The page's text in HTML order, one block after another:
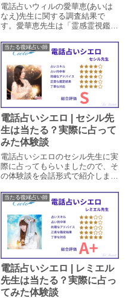
電話占いウィルの愛華恵(あいは
なえ)先生に関する調査結果で
す。愛華恵先生は「霊感霊視鑑定
い師です。愛華恵先生の特徴や鑑
定方法、口コミでの評判による占
い的中率を調査しています。口コ
ミから鑑定時の対応についても見
ていきます。
当たる復縁占い師
電話占いシエロ | セシル先
生は当たる？実際に占って
みた体験談
電話占いシエロのセシル先生に実
際に占ってもらいましたので、そ
の体験談を会話形式で紹介しま
て相手の気持ちや状況を視ること
が得意な先生で、今回は調査員が
SNSで出会った男性の状況を視
て頂きました。
当たる復縁占い師
電話占いシエロ | レミエル
先生は当たる？実際に占っ
てみた体験談